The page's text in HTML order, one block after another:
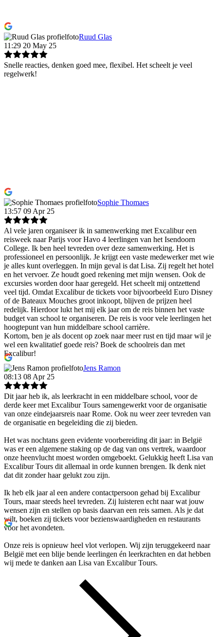
Ruud Glas
11:29 20 May 25
Snelle reacties, denken goed mee, flexibel. Het scheelt je veel
regelwerk!
Sophie Thomaes
13:57 09 Apr 25
Al vele jaren organiseer ik in samenwerking met Excalibur een
reisweek naar Parijs voor Havo 4 leerlingen van het Isendoorn
College. Ik ben heel tevreden over deze samenwerking. Het is
professioneel en persoonlijk. Je krijgt een vaste medewerker met wie
je alles kunt overleggen. In mijn geval is dat Lisa. Zij regelt het hotel
en het vervoer. Ze houdt goed rekening met mijn wensen. Ook de
excursies worden door haar geregeld. Het scheelt mij ontzettend
veel tijd. Omdat Excalibur de tickets voor bijvoorbeeld Euro Disney
of de Bateaux Mouches groot inkoopt, blijven de prijzen heel
redelijk. Hierdoor lukt het mij elk jaar om de reis binnen het vaste
budget van school te organiseren. De reis is voor vele leerlingen het
hoogtepunt van hun middelbare school carrière.
Kortom, ben je als docent op zoek naar meer rust en tijd maar wil je
wel een kwalitatief goede reis? Boek de schoolreis dan met
Excalibur!
Jens Ramon
08:13 08 Apr 25
Dit jaar heb ik, als leerkracht in een middelbare school, voor de
derde keer met Excalibur Tours samengewerkt voor de organisatie
van onze eindejaarsreis naar Rome. Ook nu weer zeer tevreden van
de organisatie en begeleiding die zij bieden.
Het was nochtans geen evidente voorbereiding dit jaar: in België
was er een algemene staking op de dag van ons vertrek, waardoor
onze heenvlucht moest worden omgeboekt. Gelukkig heeft Lisa van
Excalibur Tours dit allemaal in orde kunnen brengen. Ik denk niet
dat dit zonder haar gelukt zou zijn.
Ik heb elk jaar al een andere contactpersoon gehad bij Excalibur
Tours, maar steeds heel tevreden. Zij luisteren echt naar wat jouw
wensen zijn en stellen op basis daarvan een reis samen. Als je dat
wilt, boeken zij tickets voor bezienswaardigheden en restaurants
voor het avondeten.
Onze reis is opnieuw heel vlot verlopen. Wij zijn teruggekeerd naar
België met een blije bende leerlingen én leerkrachten en dat hebben
wij mede te danken aan Lisa van Excalibur Tours.